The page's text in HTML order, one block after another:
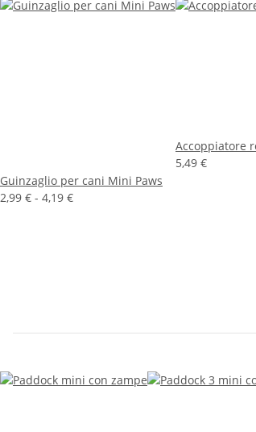
Guinzaglio per cani Mini Paws
2,99 € - 4,19 €
Accoppiatore
5,49 €